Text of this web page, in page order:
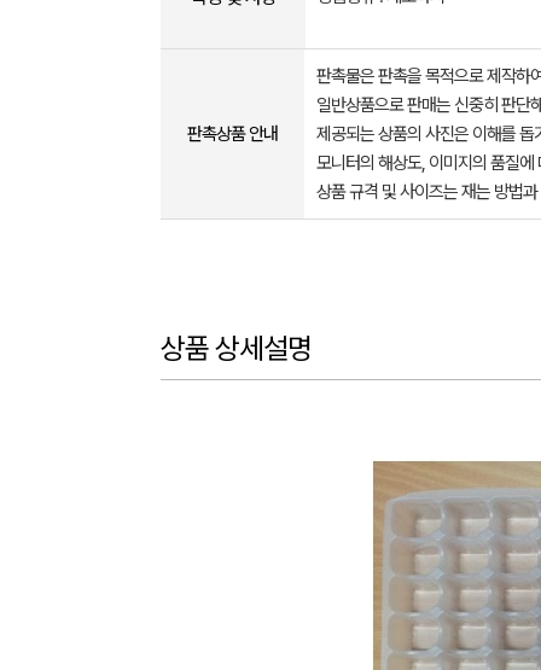
판촉상품 안내
판촉물은 판촉을 목적으로 제작하
일반상품으로 판매는 신중히 판단
제공되는 상품의 사진은 이해를
모니터의 해상도, 이미지의 품질
상품 규격 및 사이즈는 재는 방법
상품 상세설명